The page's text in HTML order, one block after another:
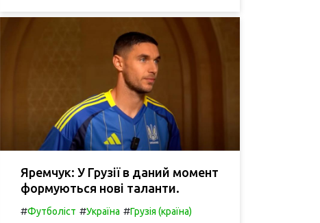
Яремчук: У Грузії в даний момент
формуються нові таланти.
#Футболіст #Україна #Грузія (країна)